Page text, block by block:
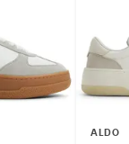
ALDO